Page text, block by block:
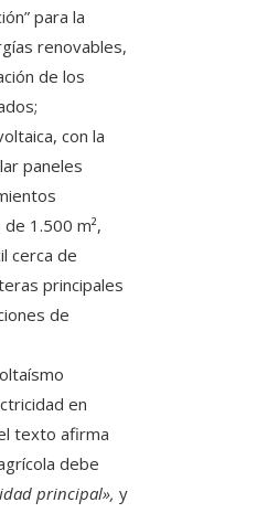
para la
renovables,
de los
con la
paneles
1.500 m²,
cerca de
principales
de
en
texto afirma
debe
principal», y